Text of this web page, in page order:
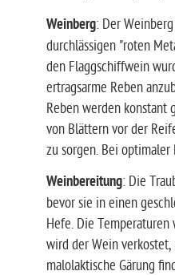
Weinberg: Der
durchlässigen "roten
den Flaggschiffwein
ertragsarme Reben
Reben werden konstant
von Blättern vor der
zu sorgen. Bei
Weinbereitung: Die
bevor sie in einen
Hefe. Die
wird der Wein verkostet,
malolaktische Gärung